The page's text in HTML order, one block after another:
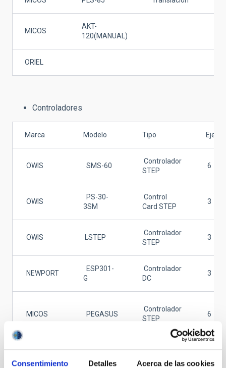
Consentimiento Detalles Acerca de las cookies
MICOS
AKT-
120(MANUAL)
ORIEL
Controladores
Marca Modelo Tipo Ejes
OWIS SMS-60
Controlador
STEP
6
OWIS
PS-30-
3SM
Control
Card STEP
3
OWIS LSTEP
Controlador
STEP
3
NEWPORT
ESP301-
G
Controlador
DC
3
MICOS PEGASUS
Controlador
STEP
6
MICOS
Pollux
Step